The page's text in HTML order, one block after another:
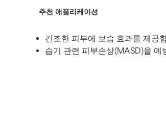
추천 애플리케이션
건조한 피부에 보습 효과를 제공
습기 관련 피부손상(MASD)을 예